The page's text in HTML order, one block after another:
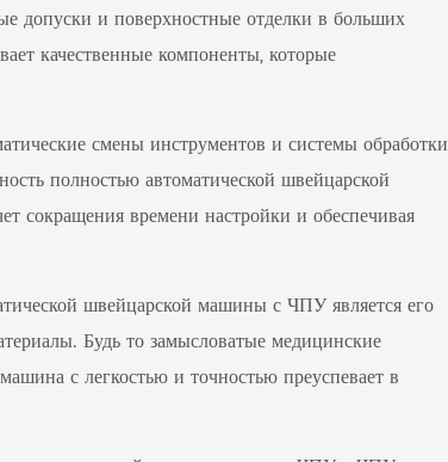
допуски и поверхностные отделки в больших
качественные компоненты, которые
смены инструментов и системы обработки
полностью автоматической швейцарской
времени настройки и обеспечивая
швейцарской машины с ЧПУ является его
Будь то замысловатые медицинские
с легкостью и точностью преуспевает в